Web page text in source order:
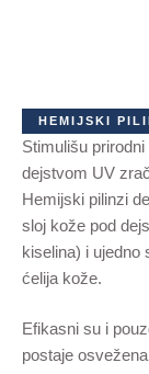
HEMIJSKI
Stimulišu
dejstvom UV
Hemijski pilinzi
sloj kože pod
kiselina) i ujedno
ćelija kože.
Efikasni su i
postaje